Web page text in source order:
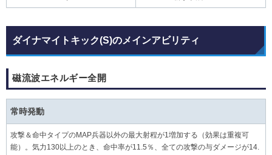
ダイナマイトキック(S)のメインアビリティ
磁流波エネルギー全開
常時発動
攻撃＆命中タイプのMAP兵器以外の最大射程が1増加する（効果は重複可
能）。気力130以上のとき、命中率が11.5％、全ての攻撃の与ダメージが14.